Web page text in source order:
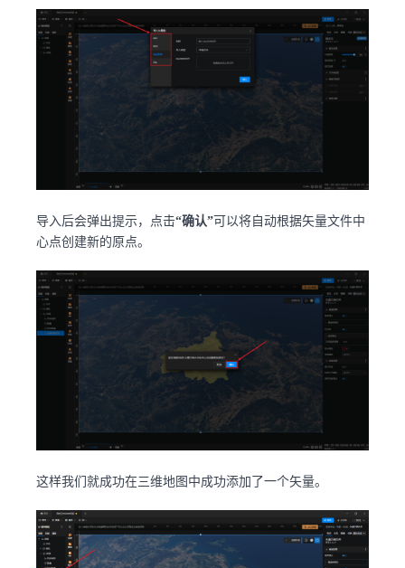
导入后会弹出提示，点击“确认”可以将自动根据矢量文件中
心点创建新的原点。
这样我们就成功在三维地图中成功添加了一个矢量。